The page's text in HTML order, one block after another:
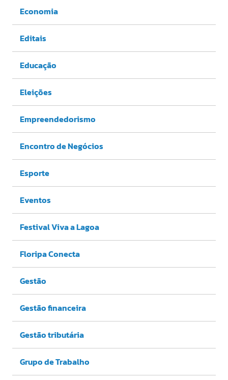
Economia
Editais
Educação
Eleições
Empreendedorismo
Encontro de Negócios
Esporte
Eventos
Festival Viva a Lagoa
Floripa Conecta
Gestão
Gestão financeira
Gestão tributária
Grupo de Trabalho